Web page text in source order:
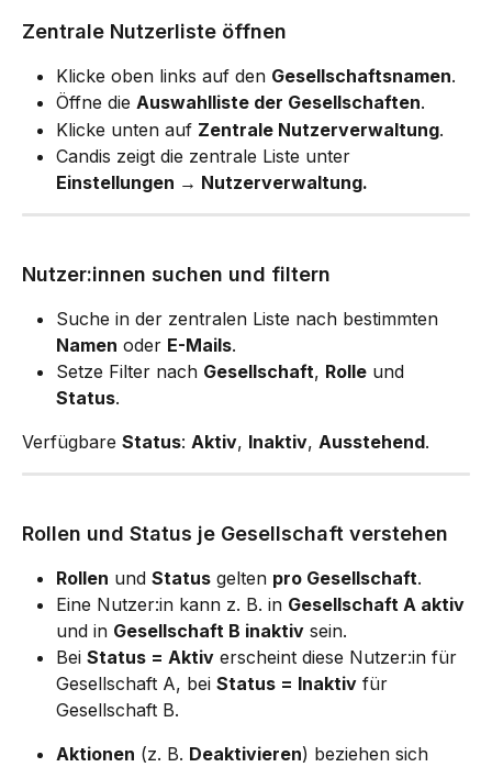
Zentrale Nutzerliste öffnen
Klicke oben links auf den Gesellschaftsnamen.
Öffne die Auswahlliste der Gesellschaften.
Klicke unten auf Zentrale Nutzerverwaltung.
Candis zeigt die zentrale Liste unter
Einstellungen → Nutzerverwaltung.
Nutzer:innen suchen und filtern
Suche in der zentralen Liste nach bestimmten
Namen oder E-Mails.
Setze Filter nach Gesellschaft, Rolle und
Status.
Verfügbare Status: Aktiv, Inaktiv, Ausstehend.
Rollen und Status je Gesellschaft verstehen
Rollen und Status gelten pro Gesellschaft.
Eine Nutzer:in kann z. B. in Gesellschaft A aktiv
und in Gesellschaft B inaktiv sein.
Bei Status = Aktiv erscheint diese Nutzer:in für
Gesellschaft A, bei Status = Inaktiv für
Gesellschaft B.
Aktionen (z. B. Deaktivieren) beziehen sich